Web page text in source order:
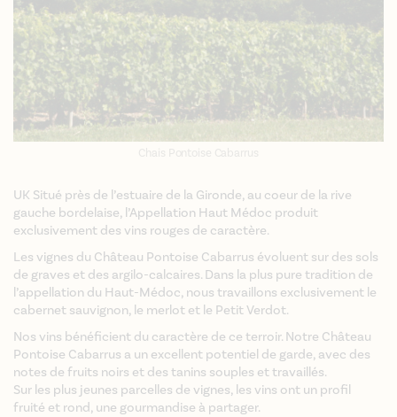
UK Situé près de l’estuaire de la Gironde, au coeur de la rive
gauche bordelaise, l’Appellation Haut Médoc produit
exclusivement des vins rouges de caractère.
Les vignes du Château Pontoise Cabarrus évoluent sur des sols
de graves et des argilo-calcaires. Dans la plus pure tradition de
l’appellation du Haut-Médoc, nous travaillons exclusivement le
cabernet sauvignon, le merlot et le Petit Verdot.
Nos vins bénéficient du caractère de ce terroir. Notre Château
Pontoise Cabarrus a un excellent potentiel de garde, avec des
notes de fruits noirs et des tanins souples et travaillés.
Sur les plus jeunes parcelles de vignes, les vins ont un profil
fruité et rond, une gourmandise à partager.